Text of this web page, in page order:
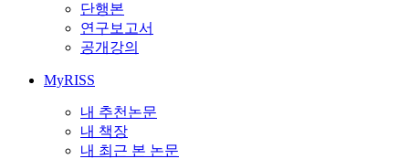
단행본
연구보고서
공개강의
MyRISS
내 추천논문
내 책장
내 최근 본 논문